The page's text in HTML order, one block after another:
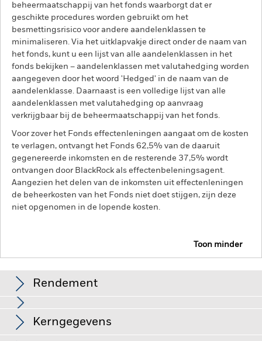
beheermaatschappij van het fonds waarborgt dat er
geschikte procedures worden gebruikt om het
besmettingsrisico voor andere aandelenklassen te
minimaliseren. Via het uitklapvakje direct onder de naam van
het fonds, kunt u een lijst van alle aandelenklassen in het
fonds bekijken – aandelenklassen met valutahedging worden
aangegeven door het woord 'Hedged' in de naam van de
aandelenklasse. Daarnaast is een volledige lijst van alle
aandelenklassen met valutahedging op aanvraag
verkrijgbaar bij de beheermaatschappij van het fonds.
Voor zover het Fonds effectenleningen aangaat om de kosten
te verlagen, ontvangt het Fonds 62,5% van de daaruit
gegenereerde inkomsten en de resterende 37,5% wordt
ontvangen door BlackRock als effectenbeleningsagent.
Aangezien het delen van de inkomsten uit effectenleningen
de beheerkosten van het Fonds niet doet stijgen, zijn deze
niet opgenomen in de lopende kosten.
Toon minder
Rendement
De waarde van aandelen en aandelengerelateerde effecten
kan worden beïnvloed door dagelijkse schommelingen op de
Kerngegevens